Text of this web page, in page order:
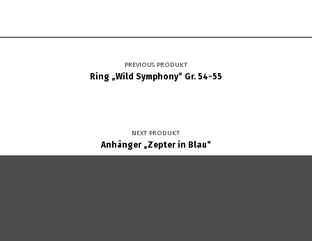
Beitragsnavigation
PREVIOUS PRODUKT
Ring „Wild Symphony“ Gr. 54-55
NEXT PRODUKT
Anhänger „Zepter in Blau“